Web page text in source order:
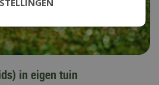
in eigen tuin